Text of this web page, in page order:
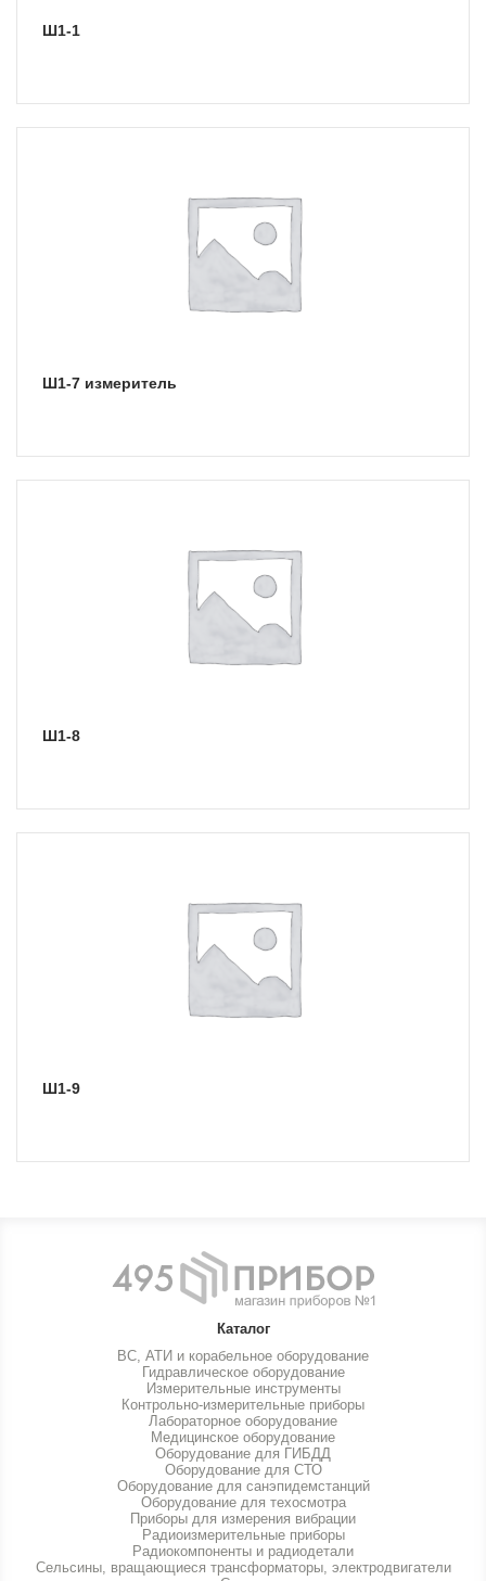
Ш1-1
Ш1-7 измеритель
Ш1-8
Ш1-9
Каталог
ВС, АТИ и корабельное оборудование
Гидравлическое оборудование
Измерительные инструменты
Контрольно-измерительные приборы
Лабораторное оборудование
Медицинское оборудование
Оборудование для ГИБДД
Оборудование для СТО
Оборудование для санэпидемстанций
Оборудование для техосмотра
Приборы для измерения вибрации
Радиоизмерительные приборы
Радиокомпоненты и радиодетали
Сельсины, вращающиеся трансформаторы, электродвигатели